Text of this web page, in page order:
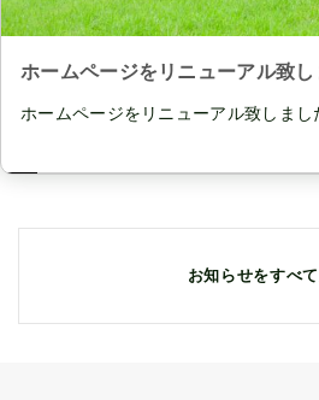
ホームページをリニューアル致し
ホームページをリニューアル致しまし
お知らせをすべ